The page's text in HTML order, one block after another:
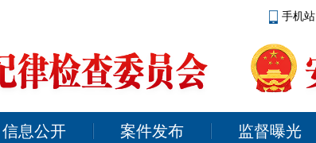
手机站
信息公开 案件发布 监督曝光